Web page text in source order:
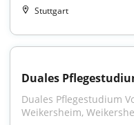
Stuttgart
Duales
Duales Pflegestudium
Weikersheim,